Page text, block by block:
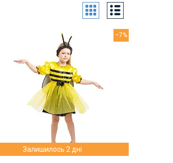
–7%
Залишилось 2 дні